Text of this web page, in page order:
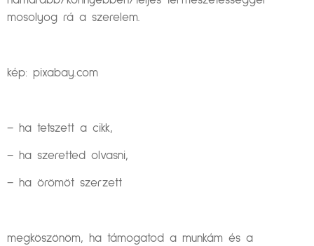
mosolyog rá a szerelem.
kép: pixabay.com
– ha tetszett a cikk,
– ha szeretted olvasni,
– ha örömöt szerzett
megköszönöm, ha támogatod a munkám és a